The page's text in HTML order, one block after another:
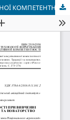
ЗАБЕЗПЕЧЕННЯ НАУКОВОЇ КОМУНІКАТИВНОЇ КОМПЕТЕНТНОСТІ ПРИ ВИВЧЕННІ РОСІЙСЬКОЇ ТА УКРАЇНСЬКОЇ МОВ ЯК ІНОЗЕМНИХ. ТРАДИЦІЇ ТА НОВАТОРСТВО